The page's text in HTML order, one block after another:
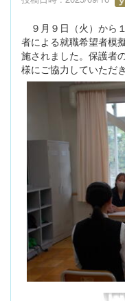
９月９日（火）から
者による就職希望者模
施されました。保護者
様にご協力していただ